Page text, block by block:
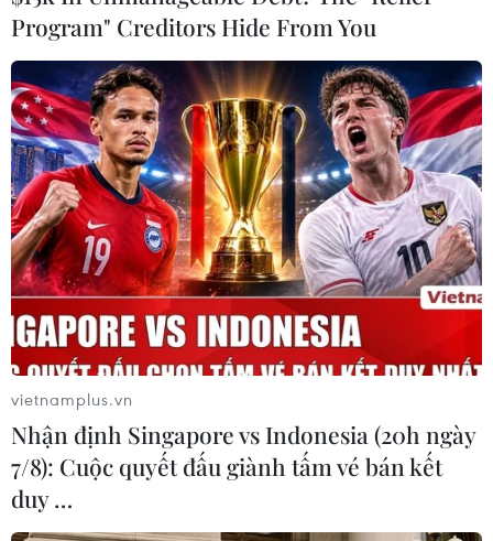
Việt Nam lập kỳ tích lần đầu tiên vào vòng loại cuối cùng World
Cup 2022 khu vực châu Á. (Ảnh: Hoàng Linh/TTXVN)
Công Phượng nỗ lực đi bóng. (Ảnh: Hoàng Linh/TTXVN)
Program" Creditors Hide From You
vietnamplus.vn
Nhận định Singapore vs Indonesia (20h ngày
7/8): Cuộc quyết đấu giành tấm vé bán kết
duy …